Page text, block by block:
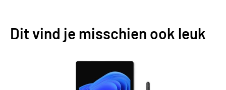
Dit vind je misschien ook leuk